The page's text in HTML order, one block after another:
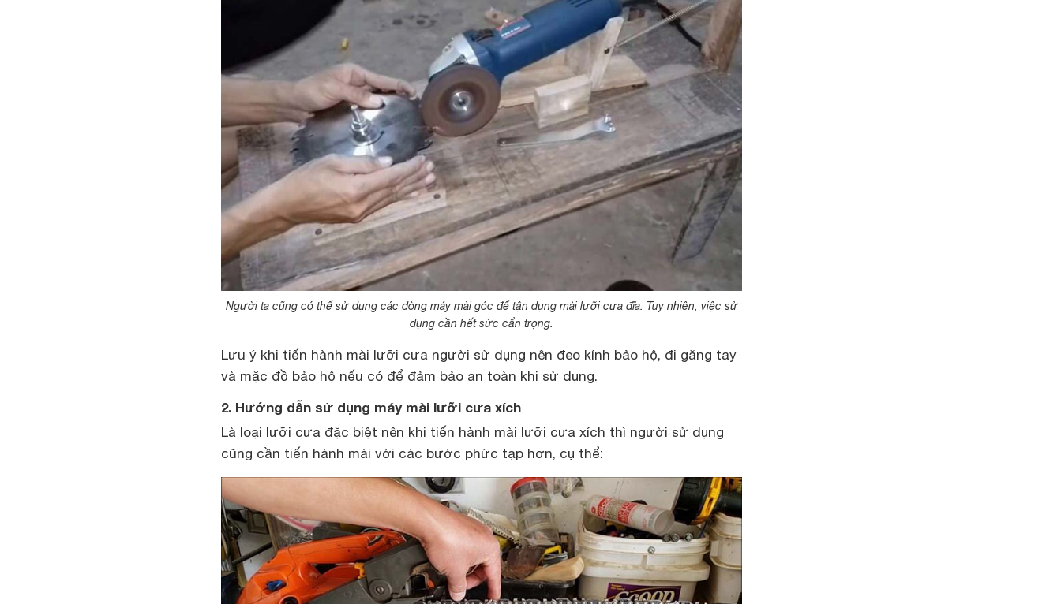
Người ta cũng có thể sử dụng các dòng máy mài góc để tận dụng mài lưỡi cưa đĩa. Tuy nhiên, việc sử
dụng cần hết sức cẩn trọng.
Lưu ý khi tiến hành mài lưỡi cưa người sử dụng nên đeo kính bảo hộ, đi găng tay
và mặc đồ bảo hộ nếu có để đảm bảo an toàn khi sử dụng.
2. Hướng dẫn sử dụng máy mài lưỡi cưa xích
Là loại lưỡi cưa đặc biệt nên khi tiến hành mài lưỡi cưa xích thì người sử dụng
cũng cần tiến hành mài với các bước phức tạp hơn, cụ thể: